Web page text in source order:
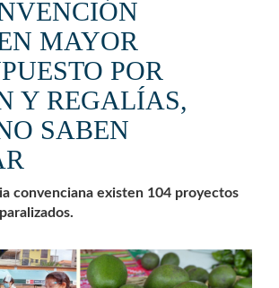
MAYOR
POR
Y REGALÍAS,
SABEN
convenciana existen 104 proyectos